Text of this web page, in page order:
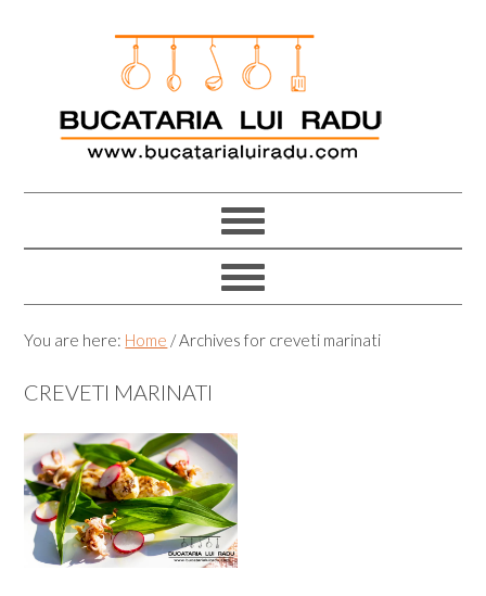
You are here: Home /Archives for creveti marinati
CREVETI MARINATI